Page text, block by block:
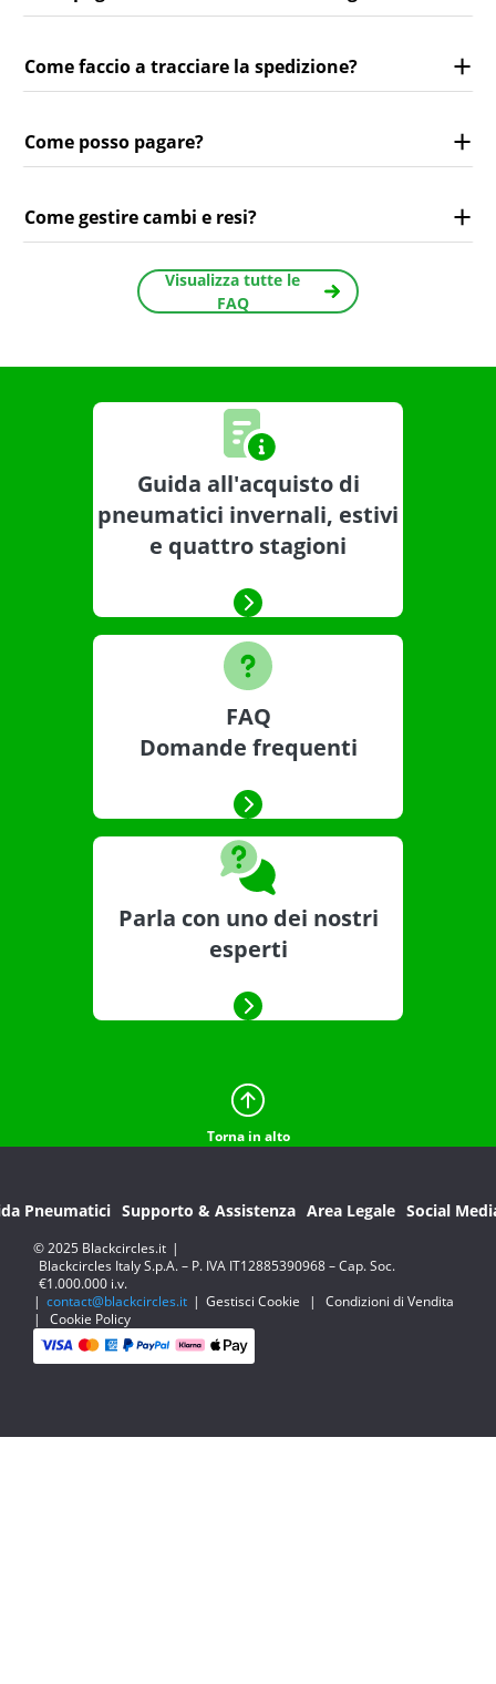
Come faccio a tracciare la spedizione?
Come posso pagare?
Come gestire cambi e resi?
Visualizza tutte le
FAQ
Guida all'acquisto di
pneumatici invernali, estivi
e quattro stagioni
FAQ
Domande frequenti
Parla con uno dei nostri
esperti
Torna in alto
Pneumatici Supporto & Assistenza Area Legale Social
© 2025 Blackcircles.it |
Blackcircles Italy S.p.A. – P. IVA IT12885390968 – Cap. Soc.
€1.000.000 i.v.
| contact@blackcircles.it | Gestisci Cookie |
Condizioni di Vendita
|
Cookie Policy